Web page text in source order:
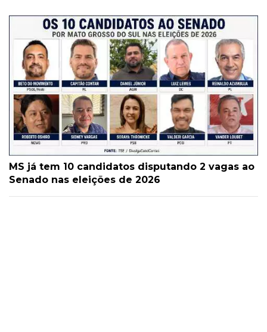
MS já tem 10 candidatos disputando 2 vagas ao
Senado nas eleições de 2026